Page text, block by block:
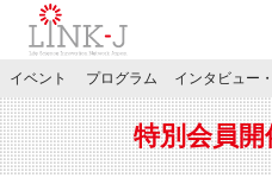
JP
イベント プログラム インタビュー
特別会員